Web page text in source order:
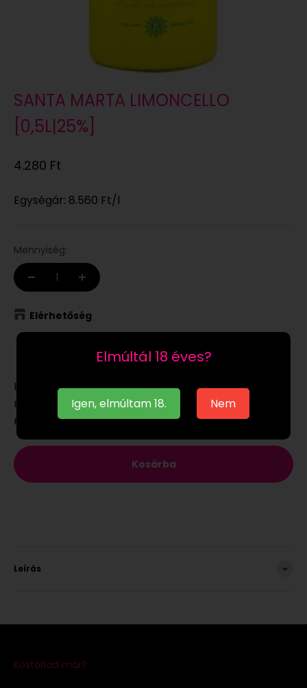
Elmúltál 18 éves?
Igen, elmúltam 18. Nem
SANTA MARTA LIMONCELLO
[0,5L|25%]
Eladási ár
4.280 Ft
Egységár: 8.560 Ft/l
Mennyiség:
Elérhetőség
Ha a raktáronlévő terméket munkanapon 12:00-ig
megrendeled, akár már a következő munkanapon
megkaphatod.
Kosárba
Leírás